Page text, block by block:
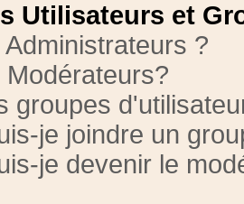
Utilisateurs et
?
groupes
je joindre un
je devenir le